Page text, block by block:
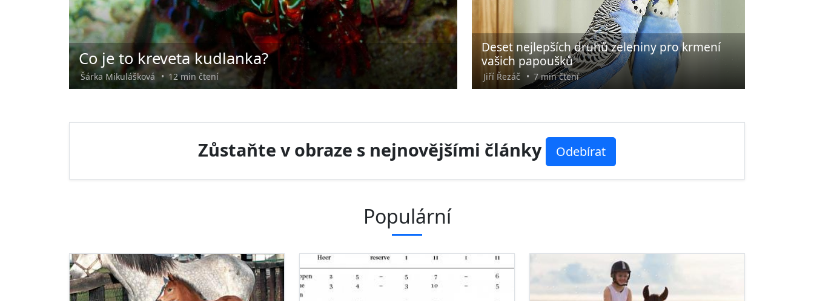
Co je to kreveta kudlanka?
Šárka Mikulášková • 12 min čtení
Deset nejlepších druhů zeleniny pro krmení
vašich papoušků
Jiří Řezáč • 7 min čtení
Zůstaňte v obraze s nejnovějšími články Odebírat
Populární